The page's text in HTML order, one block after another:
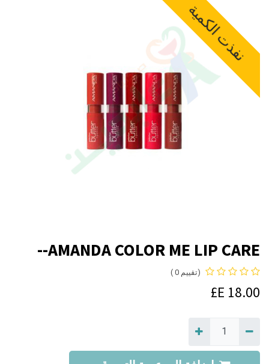
نفذت الكمية
AMANDA COLOR ME LIP CARE--
(تقييم 0 )
18.00